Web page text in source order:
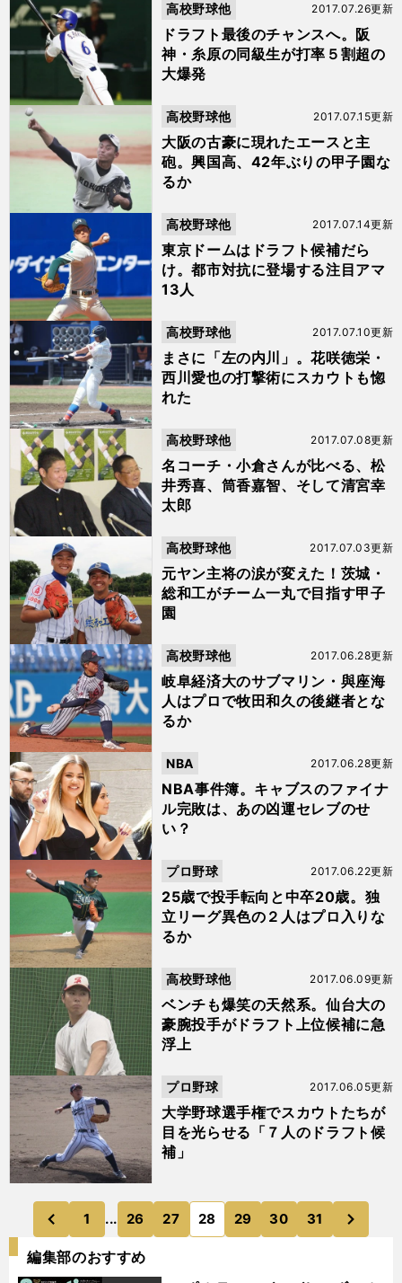
ドラフト最後のチャンスへ。阪
神・糸原の同級生が打率５割超の
大爆発
2017.07.26更新
高校野球他
大阪の古豪に現れたエースと主
砲。興国高、42年ぶりの甲子園な
るか
2017.07.15更新
高校野球他
東京ドームはドラフト候補だら
け。都市対抗に登場する注目アマ
13人
2017.07.14更新
高校野球他
まさに「左の内川」。花咲徳栄・
西川愛也の打撃術にスカウトも惚
れた
2017.07.10更新
高校野球他
名コーチ・小倉さんが比べる、松
井秀喜、筒香嘉智、そして清宮幸
太郎
2017.07.08更新
高校野球他
元ヤン主将の涙が変えた！茨城・
総和工がチーム一丸で目指す甲子
園
2017.07.03更新
高校野球他
岐阜経済大のサブマリン・與座海
人はプロで牧田和久の後継者とな
るか
2017.06.28更新
高校野球他
NBA事件簿。キャブスのファイナ
ル完敗は、あの凶運セレブのせ
い？
2017.06.28更新
NBA
25歳で投手転向と中卒20歳。独
立リーグ異色の２人はプロ入りな
るか
2017.06.22更新
プロ野球
ベンチも爆笑の天然系。仙台大の
豪腕投手がドラフト上位候補に急
浮上
2017.06.09更新
高校野球他
大学野球選手権でスカウトたちが
目を光らせる「７人のドラフト候
補」
2017.06.05更新
プロ野球
前
1 ... 26 27 28 29 30 31
のページへ
編集部のおすすめ